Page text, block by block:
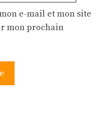
e-mail et mon site
mon prochain